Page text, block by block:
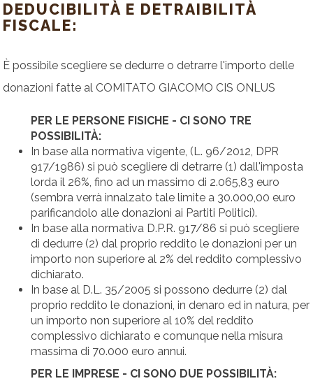
DEDUCIBILITÀ E DETRAIBILITÀ
FISCALE:
È possibile scegliere se dedurre o detrarre l'importo delle
donazioni fatte al COMITATO GIACOMO CIS ONLUS
PER LE PERSONE FISICHE - CI SONO TRE
POSSIBILITÀ:
In base alla normativa vigente, (L. 96/2012, DPR
917/1986) si può scegliere di detrarre (1) dall'imposta
lorda il 26%, fino ad un massimo di 2.065,83 euro
(sembra verrà innalzato tale limite a 30.000,00 euro
parificandolo alle donazioni ai Partiti Politici).
In base alla normativa D.P.R. 917/86 si può scegliere
di dedurre (2) dal proprio reddito le donazioni per un
importo non superiore al 2% del reddito complessivo
dichiarato.
In base al D.L. 35/2005 si possono dedurre (2) dal
proprio reddito le donazioni, in denaro ed in natura, per
un importo non superiore al 10% del reddito
complessivo dichiarato e comunque nella misura
massima di 70.000 euro annui.
PER LE IMPRESE - CI SONO DUE POSSIBILITÀ: